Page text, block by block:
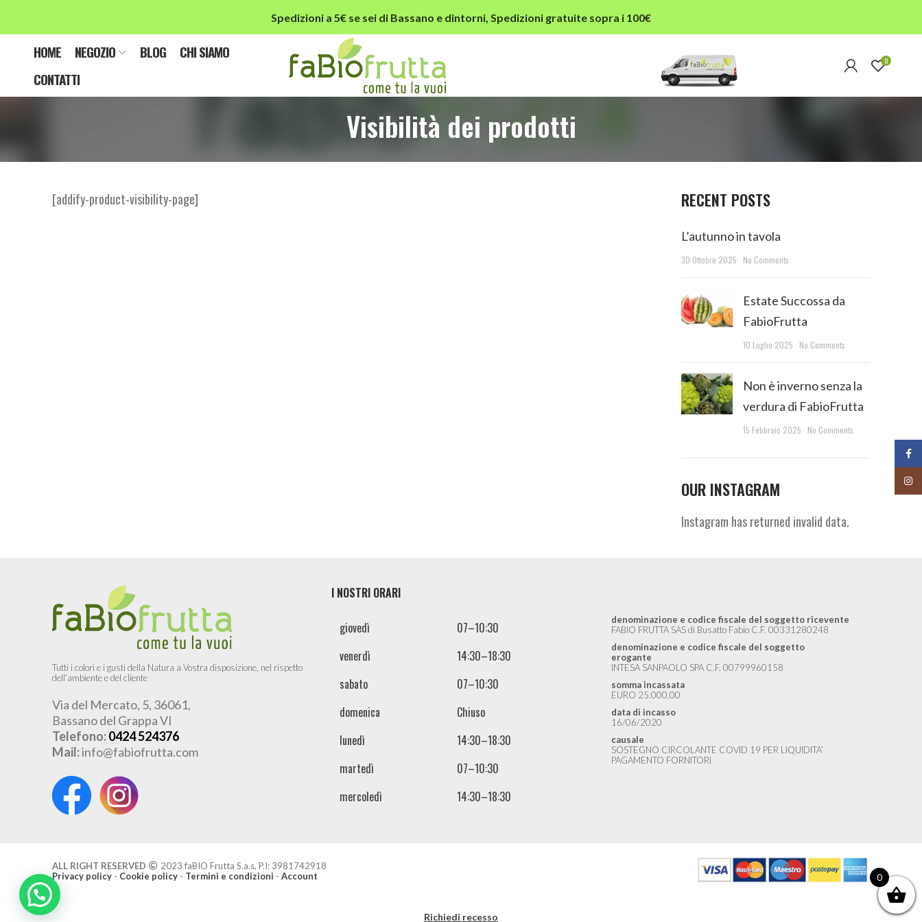
Spedizioni a 5€ se sei di Bassano e dintorni, Spedizioni gratuite sopra i 100€
HOME NEGOZIO BLOG
CHI SIAMO
CONTATTI
0
Visibilità dei prodotti
[addify-product-visibility-page] RECENT POSTS
L’autunno in tavola
30 Ottobre 2025 No Comments
Estate Succossa da
FabioFrutta
10 Luglio 2025 No Comments
Non è inverno senza la
verdura di FabioFrutta
15 Febbraio 2025 No Comments
OUR INSTAGRAM
Instagram has returned invalid data.
Tutti i colori e i gusti della Natura a Vostra disposizione, nel rispetto
dell’ambiente e del cliente
Via del Mercato, 5, 36061,
Bassano del Grappa VI
Telefono:0424 524376
Mail:info@fabiofrutta.com
I NOSTRI ORARI
giovedì
07–10:30
venerdì
14:30–18:30
sabato
07–10:30
domenica
Chiuso
lunedì
14:30–18:30
martedì
07–10:30
mercoledì
14:30–18:30
denominazione e codice fiscale del soggetto ricevente
FABIO FRUTTA SAS di Busatto Fabio C.F. 00331280248
denominazione e codice fiscale del soggetto
erogante
INTESA SANPAOLO SPA C.F. 00799960158
somma incassata
EURO 25.000,00
data di incasso
16/06/2020
causale
SOSTEGNO CIRCOLANTE COVID 19 PER LIQUIDITA’
PAGAMENTO FORNITORI
ALL RIGHT RESERVED
2023 faBIO Frutta S.a.s, P.I: 3981742918
Privacy policy - Cookie policy - Termini e condizioni - Account
Richiedi recesso
0